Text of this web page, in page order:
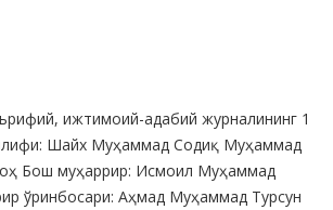
ижтимоий-адабий журналининг 1
Шайх Муҳаммад Содиқ Муҳаммад
Бош муҳаррир: Исмоил Муҳаммад
ўринбосари: Аҳмад Муҳаммад Турсун